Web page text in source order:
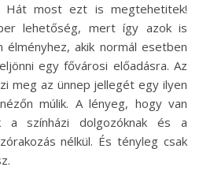
Hát most ezt is megtehetitek!
lehetőség, mert így azok is
élményhez, akik normál esetben
egy fővárosi előadásra. Az
meg az ünnep jellegét egy ilyen
múlik. A lényeg, hogy van
a színházi dolgozóknak és a
nélkül. És tényleg csak